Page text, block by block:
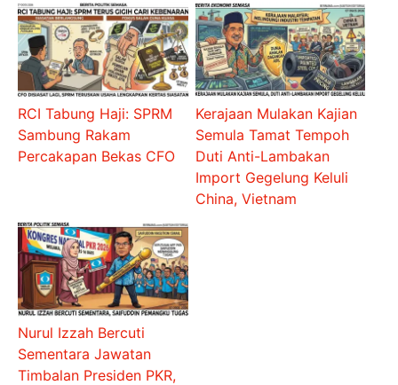
RCI Tabung Haji: SPRM
Sambung Rakam
Percakapan Bekas CFO
Kerajaan Mulakan Kajian
Semula Tamat Tempoh
Duti Anti-Lambakan
Import Gegelung Keluli
China, Vietnam
Nurul Izzah Bercuti
Sementara Jawatan
Timbalan Presiden PKR,